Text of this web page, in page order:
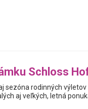
Schloss
sezóna rodinných výletov
aj veľkých, letná